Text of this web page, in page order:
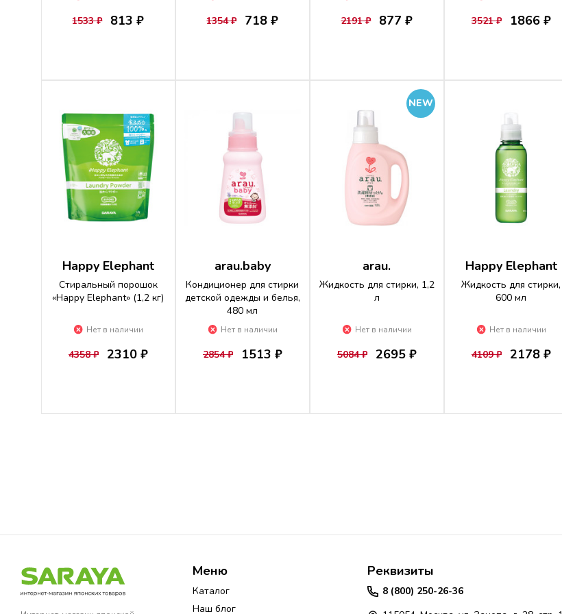
1533 ₽ 813 ₽ 1354 ₽ 718 ₽ 2191 ₽ 877 ₽ 3521 ₽ 1866 ₽
Happy Elephant
Стиральный порошок
«Happy Elephant» (1,2 кг)
Нет в наличии
4358 ₽ 2310 ₽
arau.baby
Кондиционер для стирки
детской одежды и белья,
480 мл
Нет в наличии
2854 ₽ 1513 ₽
NEW
arau.
Жидкость для стирки, 1,2
л
Нет в наличии
5084 ₽ 2695 ₽
Happy Elephant
Жидкость для стирки,
600 мл
Нет в наличии
4109 ₽ 2178 ₽
Меню
Каталог
Наш блог
Реквизиты
8 (800) 250-26-36